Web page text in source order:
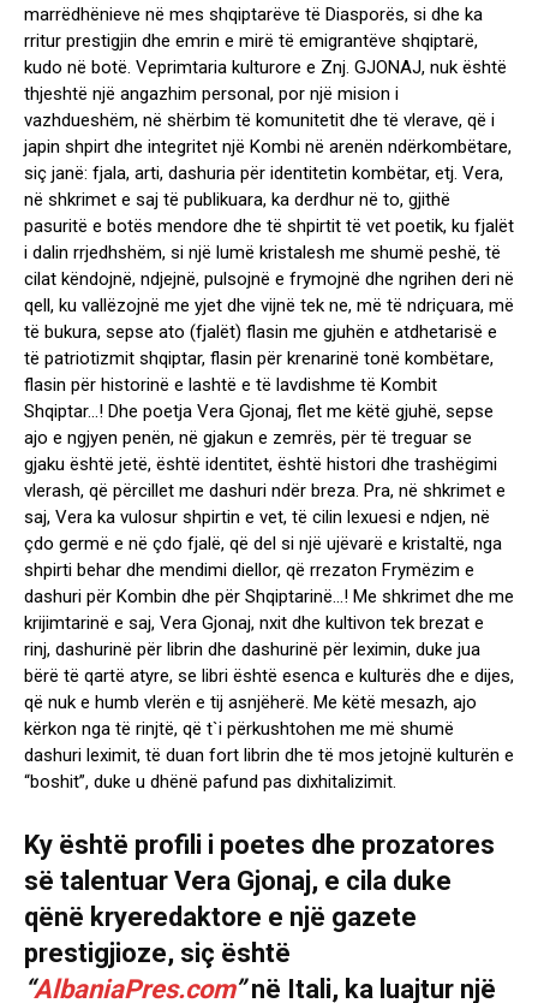
marrëdhënieve në mes shqiptarëve të Diasporës, si dhe ka
rritur prestigjin dhe emrin e mirë të emigrantëve shqiptarë,
kudo në botë. Veprimtaria kulturore e Znj. GJONAJ, nuk është
thjeshtë një angazhim personal, por një mision i
vazhdueshëm, në shërbim të komunitetit dhe të vlerave, që i
japin shpirt dhe integritet një Kombi në arenën ndërkombëtare,
siç janë: fjala, arti, dashuria për identitetin kombëtar, etj. Vera,
në shkrimet e saj të publikuara, ka derdhur në to, gjithë
pasuritë e botës mendore dhe të shpirtit të vet poetik, ku fjalët
i dalin rrjedhshëm, si një lumë kristalesh me shumë peshë, të
cilat këndojnë, ndjejnë, pulsojnë e frymojnë dhe ngrihen deri në
qell, ku vallëzojnë me yjet dhe vijnë tek ne, më të ndriçuara, më
të bukura, sepse ato (fjalët) flasin me gjuhën e atdhetarisë e
të patriotizmit shqiptar, flasin për krenarinë tonë kombëtare,
flasin për historinë e lashtë e të lavdishme të Kombit
Shqiptar…! Dhe poetja Vera Gjonaj, flet me këtë gjuhë, sepse
ajo e ngjyen penën, në gjakun e zemrës, për të treguar se
gjaku është jetë, është identitet, është histori dhe trashëgimi
vlerash, që përcillet me dashuri ndër breza. Pra, në shkrimet e
saj, Vera ka vulosur shpirtin e vet, të cilin lexuesi e ndjen, në
çdo germë e në çdo fjalë, që del si një ujëvarë e kristaltë, nga
shpirti behar dhe mendimi diellor, që rrezaton Frymëzim e
dashuri për Kombin dhe për Shqiptarinë…! Me shkrimet dhe me
krijimtarinë e saj, Vera Gjonaj, nxit dhe kultivon tek brezat e
rinj, dashurinë për librin dhe dashurinë për leximin, duke jua
bërë të qartë atyre, se libri është esenca e kulturës dhe e dijes,
që nuk e humb vlerën e tij asnjëherë. Me këtë mesazh, ajo
kërkon nga të rinjtë, që t`i përkushtohen me më shumë
dashuri leximit, të duan fort librin dhe të mos jetojnë kulturën e
“boshit”, duke u dhënë pafund pas dixhitalizimit.
Ky është profili i poetes dhe prozatores
së talentuar Vera Gjonaj, e cila duke
qënë kryeredaktore e një gazete
prestigjioze, siç është
“AlbaniaPres.com”në Itali, ka luajtur një